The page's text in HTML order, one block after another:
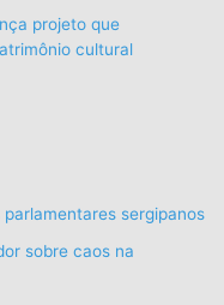
projeto que
cultural
sergipanos
sobre caos na